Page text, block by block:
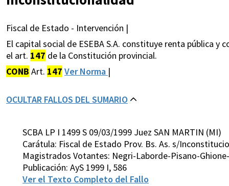
Fiscal de Estado - Intervención |
El capital social de ESEBA S.A. constituye renta pública
el art. 147 de la Constitución provincial.
CONB Art. 147 Ver Norma |
OCULTAR FALLOS DEL SUMARIO
SCBA LP I 1499 S 09/03/1999 Juez SAN MARTIN (MI)
Carátula: Fiscal de Estado Prov. Bs. As. s/
Magistrados Votantes: Negri-Laborde-Pisano-
Publicación: AyS 1999 I, 586
Ver el Texto Completo del Fallo